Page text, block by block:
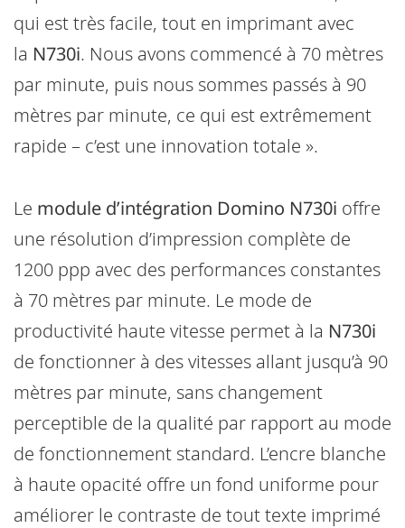
qui est très facile, tout en imprimant avec
la N730i. Nous avons commencé à 70 mètres
par minute, puis nous sommes passés à 90
mètres par minute, ce qui est extrêmement
rapide – c’est une innovation totale ».
Le module d’intégration Domino N730i offre
une résolution d’impression complète de
1200 ppp avec des performances constantes
à 70 mètres par minute. Le mode de
productivité haute vitesse permet à la N730i
de fonctionner à des vitesses allant jusqu’à 90
mètres par minute, sans changement
perceptible de la qualité par rapport au mode
de fonctionnement standard. L’encre blanche
à haute opacité offre un fond uniforme pour
améliorer le contraste de tout texte imprimé